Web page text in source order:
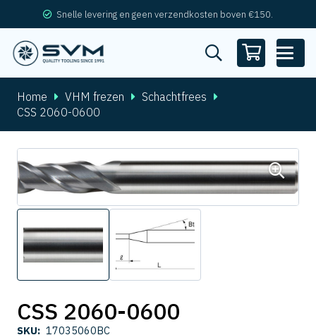
Snelle levering en geen verzendkosten boven €150.
Home VHM frezen
Schachtfrees
CSS 2060-0600
CSS 2060-0600
SKU: 17035060BC